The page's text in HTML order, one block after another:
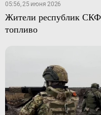
05:56, 25 июня 2026
Жители республик
топливо